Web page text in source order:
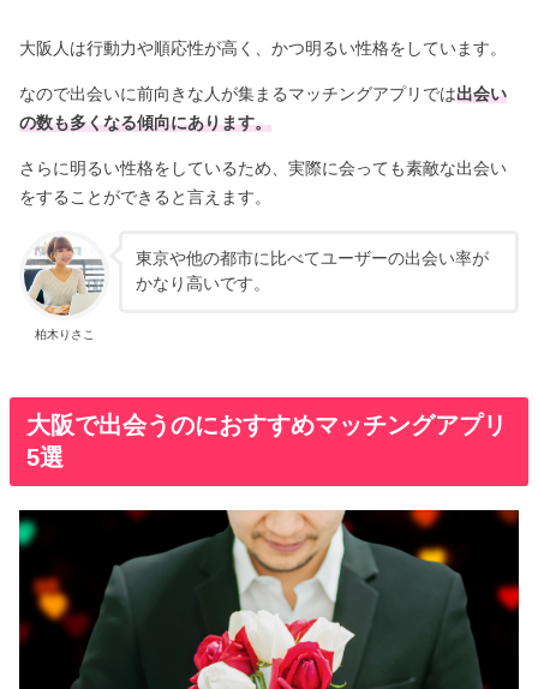
大阪人は行動力や順応性が高く、かつ明るい性格をしています。
なので出会いに前向きな人が集まるマッチングアプリでは出会い
の数も多くなる傾向にあります。
さらに明るい性格をしているため、実際に会っても素敵な出会い
をすることができると言えます。
柏木りさこ
東京や他の都市に比べてユーザーの出会い率が
かなり高いです。
大阪で出会うのにおすすめマッチングアプリ
5選